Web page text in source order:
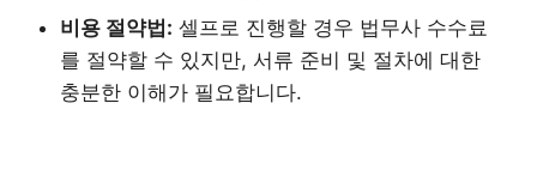
비용 절약법: 셀프로 진행할 경우 법무사 수수료
를 절약할 수 있지만, 서류 준비 및 절차에 대한
충분한 이해가 필요합니다.